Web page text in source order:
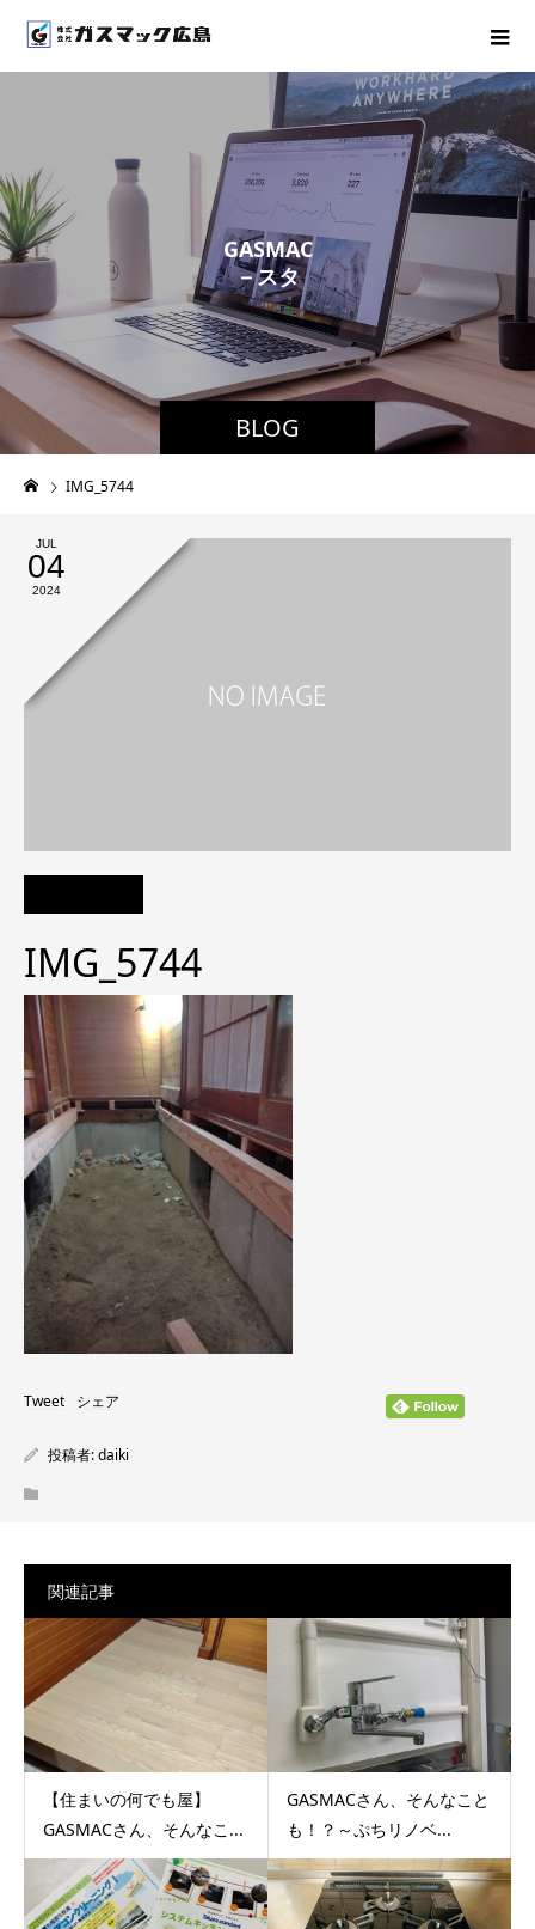
BLOG
GASMAC
－スタッフブログ
IMG_5744
JUL
04
2024
IMG_5744
Tweet シェア
投稿者:daiki
関連記事
【住まいの何でも屋】
GASMACさん、そんなこ...
GASMACさん、そんなこと
も！？～ぷちリノベ...